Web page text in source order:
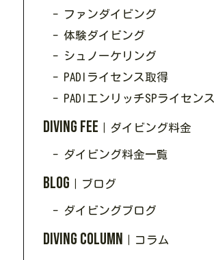
- ファンダイビング
- 体験ダイビング
- シュノーケリング
- PADIライセンス取得
- PADIエンリッチSPライセンス
Diving Fee ｜ダイビング料金
- ダイビング料金一覧
Blog ｜ブログ
- ダイビングブログ
Diving Column ｜コラム